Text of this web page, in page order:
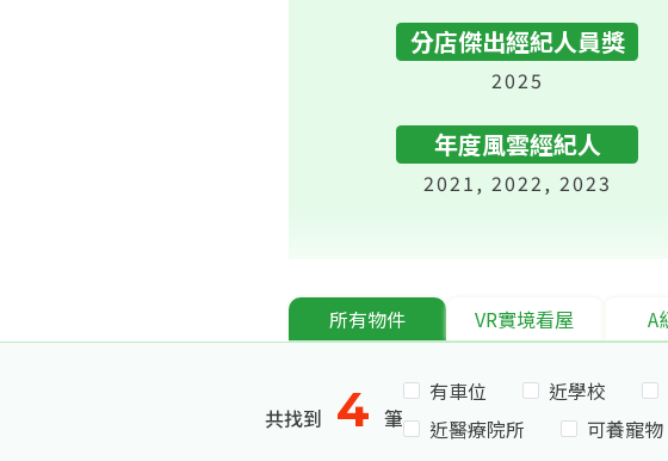
分店傑出經紀人員獎
2025
年度風雲經紀人
2021, 2022, 2023
所有物件 VR實境看屋 A
共找到 4 筆
有車位 近學校
近醫療院所
可養寵物